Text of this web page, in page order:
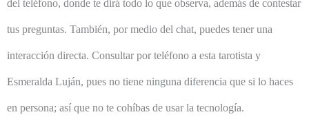
del teléfono, donde te dirá todo lo que observa, además de contestar
tus preguntas. También, por medio del chat, puedes tener una
interacción directa. Consultar por teléfono a esta tarotista y
Esmeralda Luján, pues no tiene ninguna diferencia que si lo haces
en persona; así que no te cohíbas de usar la tecnología.